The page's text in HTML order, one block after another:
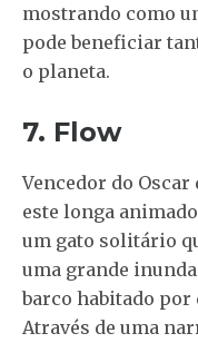
mostrando como
pode beneficiar
o planeta.
7. Flow
Vencedor do Oscar
este longa
um gato solitário
uma grande
barco habitado
Através de uma